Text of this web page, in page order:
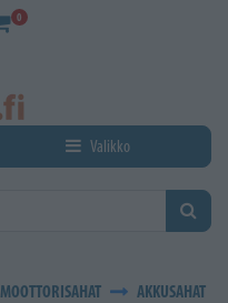
0
Valikko
MOOTTORISAHAT
AKKUSAHAT